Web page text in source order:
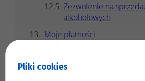
Zezwolenie na
alkoholowych
Moje płatności
Pliki cookies